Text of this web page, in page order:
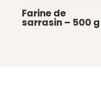
Farine de
sarrasin – 500 g